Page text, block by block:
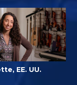
EE. UU.